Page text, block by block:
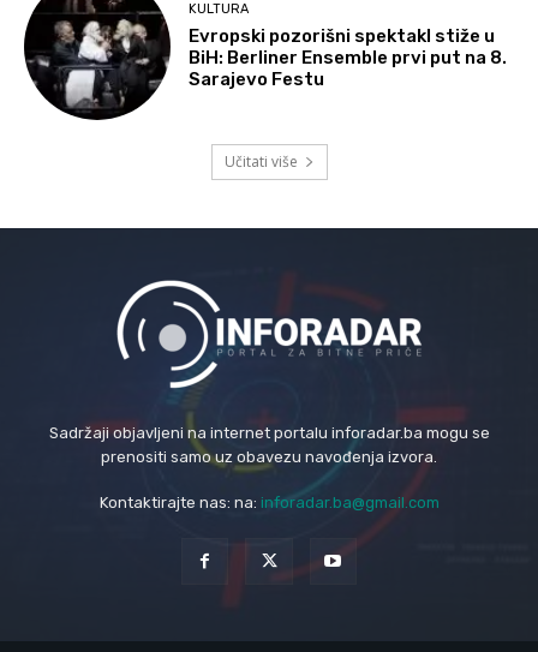
KULTURA
Evropski pozorišni spektakl stiže u
BiH: Berliner Ensemble prvi put na 8.
Sarajevo Festu
Učitati više
Sadržaji objavljeni na internet portalu inforadar.ba mogu se
prenositi samo uz obavezu navođenja izvora.
Kontaktirajte nas: na: inforadar.ba@gmail.com